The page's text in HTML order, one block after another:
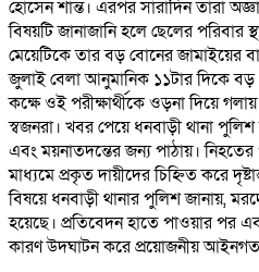
হোসেন শান্ত। এরপর সারাদিন তারা
বিষয়টি জানাজানি হলে ছেলের পরিবার
মেয়েটিকে তার বড় বোনের জামাইয়ের
জুলাই বেলা আনুমানিক ১১টার দিকে
কক্ষে ওই পরীক্ষার্থীকে ওড়না দিয়ে
স্বজনরা। খবর পেয়ে ধনবাড়ী থানা
এবং ময়নাতদন্তের জন্য পাঠায়। নিহতের
মাধ্যমে প্রকৃত দায়ীদের চিহ্নিত করে
বিষয়ে ধনবাড়ী থানার পুলিশ জানায়,
হয়েছে। প্রতিবেদন হাতে পাওয়ার পর
কারণ উদঘাটন করে প্রয়োজনীয় আইনগত